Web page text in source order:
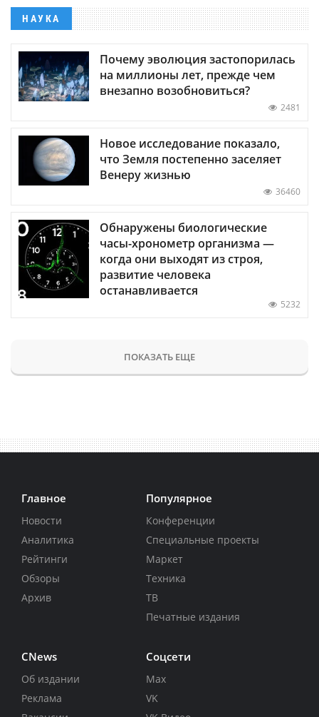
НАУКА
Почему эволюция застопорилась
на миллионы лет, прежде чем
внезапно возобновиться?
2481
Новое исследование показало,
что Земля постепенно заселяет
Венеру жизнью
36460
Обнаружены биологические
часы-хронометр организма —
когда они выходят из строя,
развитие человека
останавливается
5232
ПОКАЗАТЬ ЕЩЕ
Главное
Новости
Аналитика
Рейтинги
Обзоры
Архив
Популярное
Конференции
Специальные проекты
Маркет
Техника
ТВ
Печатные издания
CNews
Об издании
Реклама
Соцсети
Max
VK